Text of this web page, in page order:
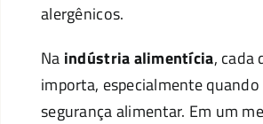
alergênicos.
Na indústria alimentícia, cada
importa, especialmente
segurança alimentar. Em um